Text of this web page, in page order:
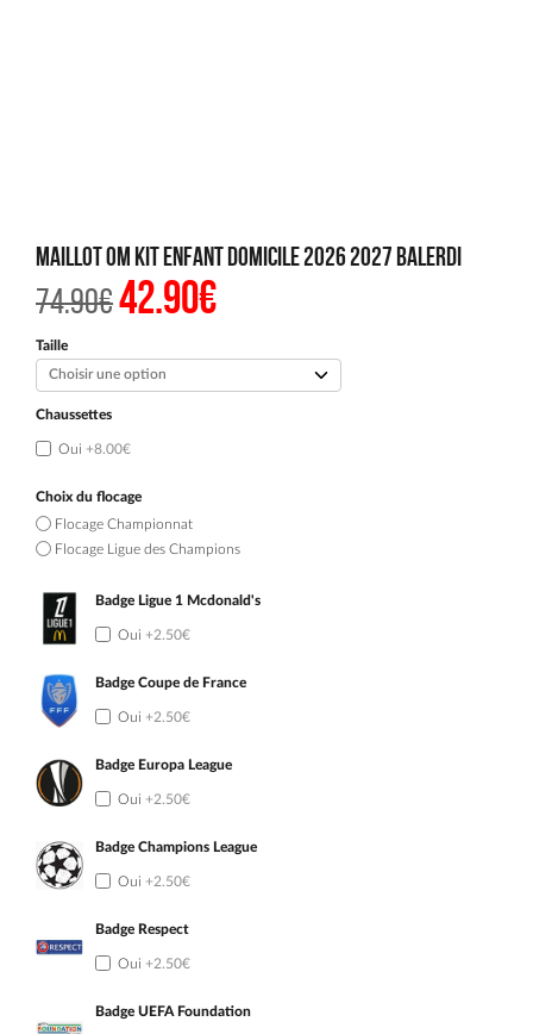
Maillot OM Kit Enfant Domicile 2026 2027 Balerdi
74.90€Le
prix
était :
74.90€.
42.90€Le
prix
est :
42.90€.
Taille
Chaussettes
Oui +8.00€
Choix du flocage
Flocage Championnat
Flocage Ligue des Champions
Badge Ligue 1 Mcdonald's
Oui +2.50€
Badge Coupe de France
Oui +2.50€
Badge Europa League
Oui +2.50€
Badge Champions League
Oui +2.50€
Badge Respect
Oui +2.50€
Badge UEFA Foundation